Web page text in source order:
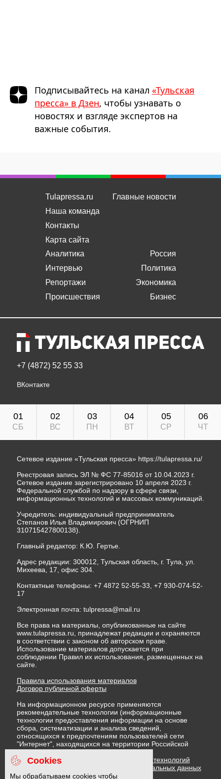
Подписывайтесь на канал «Тульская
пресса» в Дзен, чтобы узнавать о
новостях и взгляде экспертов на
важные события.
Tulapressa.ru
Наша команда
Контакты
Карта сайта
Главные новости
Аналитика
Интервью
Репортажи
Происшествия
Россия
Политика
Экономика
Бизнес
+7 (4872) 52 55 33
ВКонтакте
01
СБ
02
ВС
03
ПН
04
ВТ
05
СР
06
ЧТ
Сетевое издание «Тульская пресса» https://tulapressa.ru/
Реестровая запись ЭЛ № ФС 77-85016 от 10.04.2023 г.
Сетевое издание зарегистрировано 10 апреля 2023 г.
Федеральной службой по надзору в сфере связи,
информационных технологий и массовых коммуникаций.
Учредитель: индивидуальный предприниматель
Степанов Илья Владимирович (ОГРНИП
310715427800138).
Главный редактор: К.Ю. Гертье.
Адрес редакции: 300012, Тульская область, г. Тула, ул.
Михеева, 17, офис 304.
Контактные телефоны: +7 4872 52-55-33, +7 930-074-52-
17
Электронная почта: tulpressa@mail.ru
Все права на материалы, опубликованные на сайте
www.tulapressa.ru, принадлежат редакции и охраняются
в соответствии с законом об авторском праве.
Использование материалов допускается при
соблюдении Правил их использования, размещенных на
сайте.
Правила использования материалов
Договор публичной оферты
На информационном ресурсе применяются
рекомендательные технологии (информационные
технологии предоставления информации на основе
сбора, систематизации и анализа сведений,
относящихся к предпочтениям пользователей сети
"Интернет", находящихся на территории Российской
Федерации)
Правила применения рекомендательных технологий
Политика в отношении обработки персональных данных
Политика обработки файлов cookie
Cookies
Мы обрабатываем cookies чтобы